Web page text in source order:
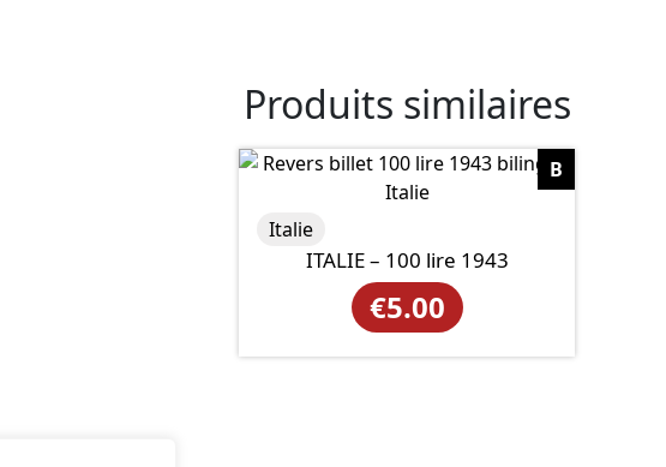
Produits similaires
B
ITALIE – 100 lire 1943
€5.00
Italie